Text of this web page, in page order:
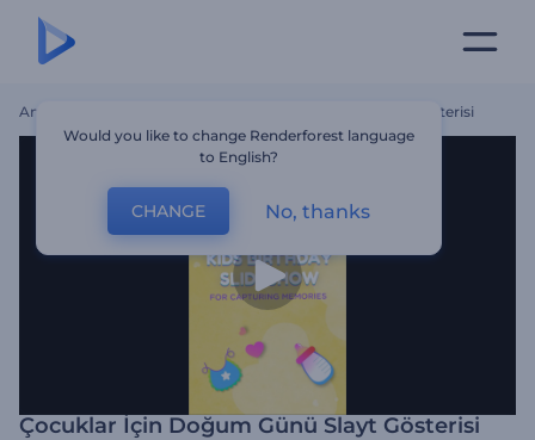
Ana Sayfa Çocuklar İçin Doğum Günü Slayt Gösterisi
Çocuklar İçin Doğum Günü Slayt Gösterisi
Would you like to change Renderforest language
to English?
CHANGE No, thanks